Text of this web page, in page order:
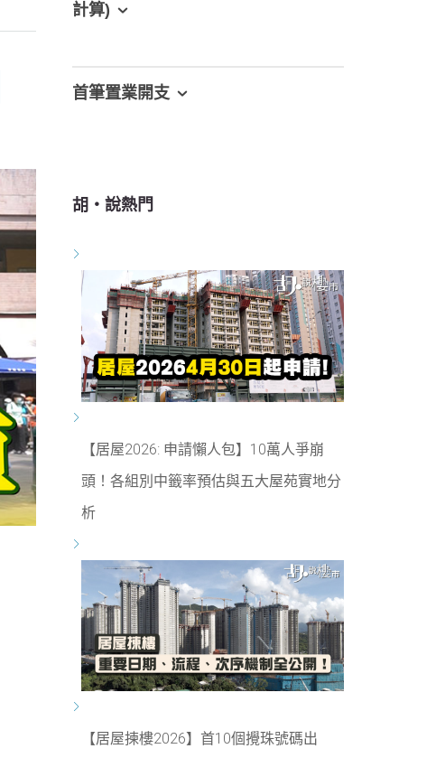
計算)
首筆置業開支
胡‧說熱門
【居屋2026: 申請懶人包】10萬人爭崩
頭！各組別中籤率預估與五大屋苑實地分
析
【居屋揀樓2026】首10個攪珠號碼出